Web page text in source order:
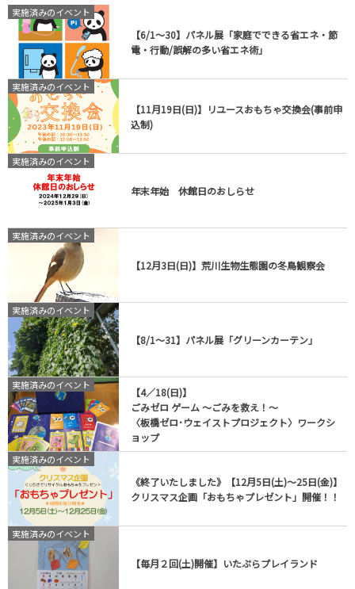
実施済みのイベント
【6/1～30】パネル展「家庭でできる省エネ・節
電・行動/誤解の多い省エネ術」
実施済みのイベント
【11月19日(日)】リユースおもちゃ交換会(事前申
込制)
実施済みのイベント
年末年始 休館日のおしらせ
実施済みのイベント
【12月3日(日)】荒川生物生態園の冬鳥観察会
実施済みのイベント
【8/1～31】パネル展「グリーンカーテン」
実施済みのイベント
【4／18(日)】
ごみゼロ ゲーム ～ごみを救え！～
〈板橋ゼロ･ウェイストプロジェクト〉ワークシ
ョップ
実施済みのイベント
《終了いたしました》【12月5日(土)～25日(金)】
クリスマス企画「おもちゃプレゼント」開催！！
実施済みのイベント
【毎月２回(土)開催】いたぷらプレイランド